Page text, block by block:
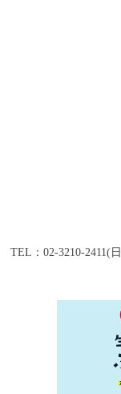
TEL：02-3210-2411(